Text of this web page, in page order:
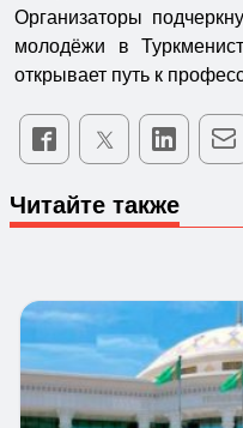
Организаторы
молодёжи в
открывает путь к
Читайте также